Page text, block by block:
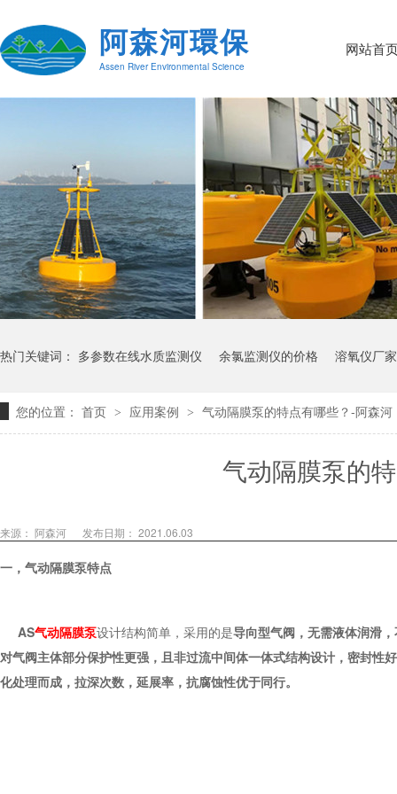
阿森河環保
Assen River Environmental Science
网站首
热门关键词： 多参数在线水质监测仪 余氯监测仪的价格 溶氧仪厂家
您的位置： 首页 > 应用案例 > 气动隔膜泵的特点有哪些？-阿森河
气动隔膜泵的
来源： 阿森河 发布日期： 2021.06.03
一， 气动隔膜泵特点
AS气动隔膜泵设计结构简单，采用的是导向型气阀，无需液体润滑 ，
对气阀主体部分保护性更强，且非过流中间体一体式结构设计 ，密封性
化处理而成，拉深次数，延展率，抗腐蚀性优于同行。